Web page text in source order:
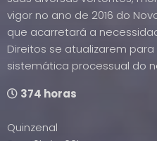
vigor no ano de 2016 do
que acarretará a
Direitos se atualizarem
sistemática processual do
374 horas
Quinzenal